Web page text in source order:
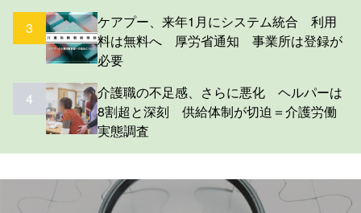
3
ケアプー、来年1月にシステム統合 利用
料は無料へ 厚労省通知 事業所は登録が
必要
4
介護職の不足感、さらに悪化 ヘルパーは
8割超と深刻 供給体制が切迫＝介護労働
実態調査